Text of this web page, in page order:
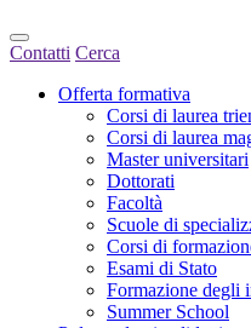
Contatti Cerca
Offerta formativa
Corsi di laurea
Corsi di laurea
Master universitari
Dottorati
Facoltà
Scuole di
Corsi di
Esami di Stato
Formazione degli
Summer School